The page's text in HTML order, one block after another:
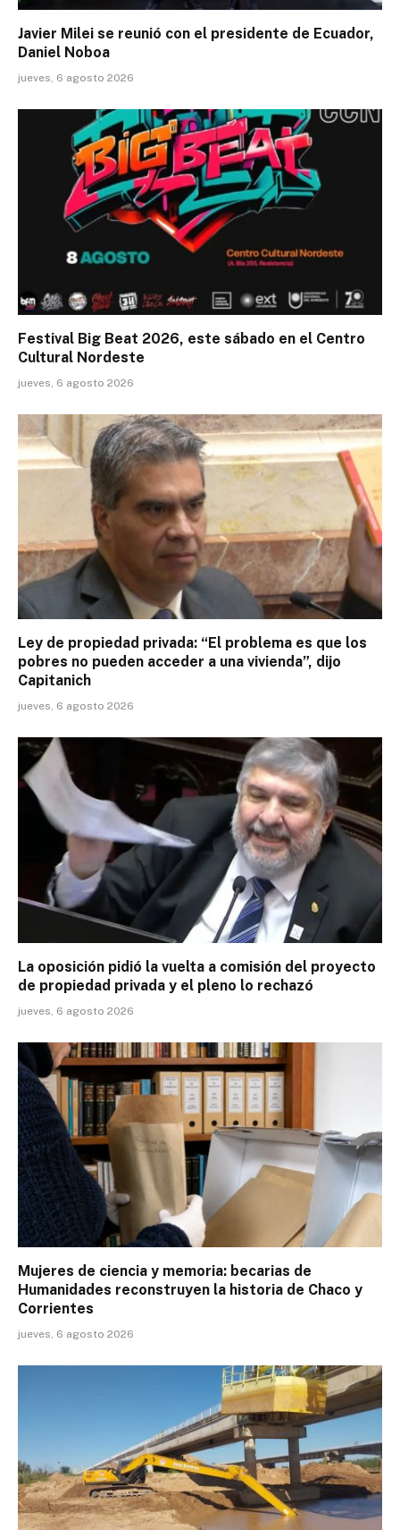
Javier Milei se reunió con el presidente de Ecuador,
Daniel Noboa
jueves, 6 agosto 2026
Festival Big Beat 2026, este sábado en el Centro
Cultural Nordeste
jueves, 6 agosto 2026
Ley de propiedad privada: “El problema es que los
pobres no pueden acceder a una vivienda”, dijo
Capitanich
jueves, 6 agosto 2026
La oposición pidió la vuelta a comisión del proyecto
de propiedad privada y el pleno lo rechazó
jueves, 6 agosto 2026
Mujeres de ciencia y memoria: becarias de
Humanidades reconstruyen la historia de Chaco y
Corrientes
jueves, 6 agosto 2026